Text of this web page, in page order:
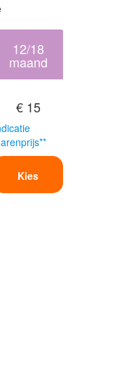
12/18
maand
€ 15
Kies